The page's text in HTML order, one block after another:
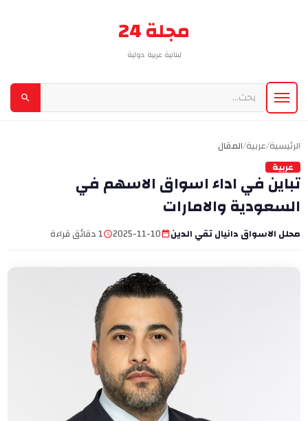
مجلة 24
لبنانية عربية دولية
الرئيسية/عربية/المقال
عربية
تباين في اداء اسواق الاسهم في
السعودية والامارات
محلل الاسواق دانيال تقي الدين 2025-11-10 1 دقائق قراءة